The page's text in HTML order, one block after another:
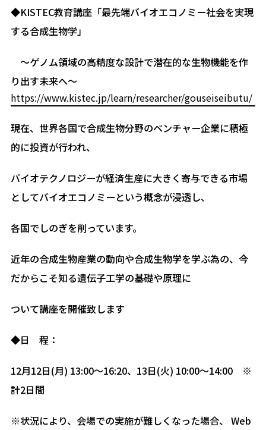
◆KISTEC教育講座「最先端バイオエコノミー社会を実現
する合成生物学」
～ゲノム領域の高精度な設計で潜在的な生物機能を作
り出す未来へ～
https://www.kistec.jp/learn/researcher/gouseiseibutu/
現在、世界各国で合成生物分野のベンチャー企業に積極
的に投資が行われ、
バイオテクノロジーが経済生産に大きく寄与できる市場
としてバイオエコノミーという概念が浸透し、
各国でしのぎを削っています。
近年の合成生物産業の動向や合成生物学を学ぶ為の、今
だからこそ知る遺伝子工学の基礎や原理に
ついて講座を開催致します
◆日 程：
12月12日(月) 13:00～16:20、13日(火) 10:00～14:00 ※
計2日間
※状況により、会場での実施が難しくなった場合、 Web